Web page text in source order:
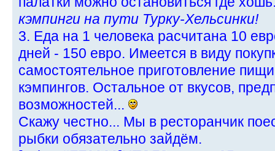
кэмпинги на пути Турку-Хельсинки!
3. Еда на 1 человека расчитана 10
дней - 150 евро. Имеется в виду
самостоятельное приготовление
кэмпингов. Остальное от вкусов,
возможностей...
Скажу честно... Мы в ресторанчик
рыбки обязательно зайдём.